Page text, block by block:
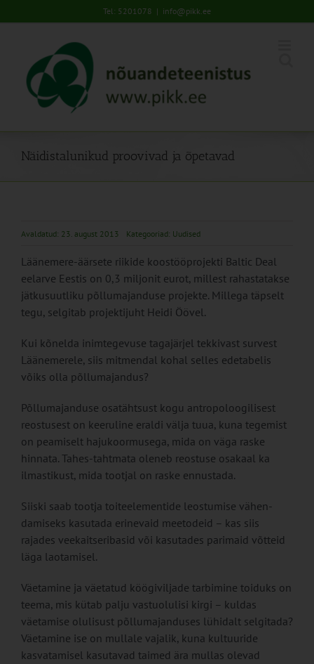
to
Tel: 5201078 | info@pikk.ee
Näidistalunikud proovivad ja õpetavad
Avaldatud: 23. august 2013 Kategooriad: Uudised
Läänemere-äärsete riikide koostööprojekti Baltic Deal
eelarve Eestis on 0,3 miljonit eurot, millest rahastatakse
jätkusuutliku põllumajanduse projekte. Millega täpselt
tegu, selgitab projektijuht Heidi Öövel.
Kui kõnelda inimtegevuse tagajär­jel tekkivast survest
Läänemere­le, siis mitmendal kohal selles ede­tabelis
võiks olla põllumajandus?
Põllumajanduse osatähtsust kogu antropoloogilisest
reos­tusest on keeruline eraldi väl­ja tuua, kuna tegemist
on pea­miselt hajukoormusega, mida on väga raske
hinnata. Tahes-tahtmata oleneb reostuse osa­kaal ka
ilmastikust, mida toot­jal on raske ennustada.
Siiski saab tootja toiteelementide leostumise vähen­
damiseks kasutada erinevaid meetodeid – kas siis
rajades veekaitseribasid või kasuta­des parimaid võtteid
läga lao­tamisel.
Väetamine ja väetatud köögivilja­de tarbimine toiduks on
teema, mis kütab palju vastuolulisi kirgi – kul­das
väetamise olulisust põlluma­janduses lühidalt selgitada?
Väetamine ise on mullale vaja­lik, kuna kultuuride
kasvatami­sel kasutavad taimed ära mul­las olevad